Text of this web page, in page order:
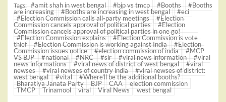
Tags: #amit shah in west bengal #bjp vs tmcp #Booths
#Booths
are increasing
#Booths are increasing in west bengal
#eci
#Election Commission calls all-party meetings
#Election
Commission cancels approval of political parties
#Election
Commission cancels approval of political parties in one go!
#Election Commission explains
#Election Commission is vote
thief
#Election Commission is working against India
#Election
Commission issues notice
#election commission of india
#MCP
VS BJP
#national #NRC #sir #viral news information
#viral
news informations
#viral news of district of west bengal
#viral
newses
#viral newses of country india
#viral newses of district:
west bengal
#vital
#Where'll be the additional booths?
Bharatiya Janata Party
BJP CAA
election commission
TMCP
Trinamool viral Viral News west bengal